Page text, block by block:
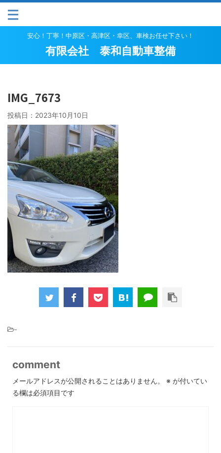
安心！丁寧！中原区・高津区・幸区、車検お任せ下さい！
有限会社 泰和自動車整備
IMG_7673
投稿日： 2023年10月10日
-
comment
メールアドレスが公開されることはありません。 ※ が付いてい
る欄は必須項目です